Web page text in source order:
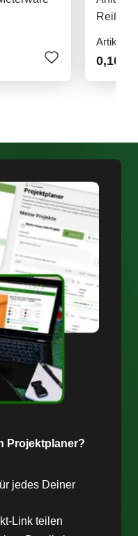
Artikel-
0,10 €
Projektplaner?
jedes Deiner
Link teilen